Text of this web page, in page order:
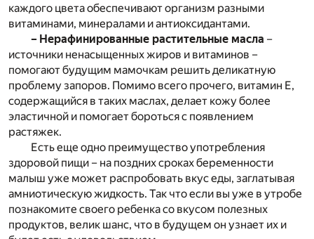
каждого цвета обеспечивают организм разными
витаминами, минералами и антиоксидантами.
– Нерафинированные растительные масла –
источники ненасыщенных жиров и витаминов –
помогают будущим мамочкам решить деликатную
проблему запоров. Помимо всего прочего, витамин Е,
содержащийся в таких маслах, делает кожу более
эластичной и помогает бороться с появлением
растяжек.
Есть еще одно преимущество употребления
здоровой пищи – на поздних сроках беременности
малыш уже может распробовать вкус еды, заглатывая
амниотическую жидкость. Так что если вы уже в утробе
познакомите своего ребенка со вкусом полезных
продуктов, велик шанс, что в будущем он узнает их и